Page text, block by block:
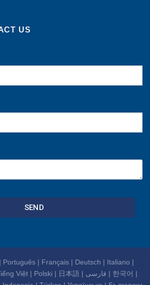
US
SEND
| Português| Français| Deutsch | Italiano |
Việt| Polski | 日本語| فارسی | 한국어 |